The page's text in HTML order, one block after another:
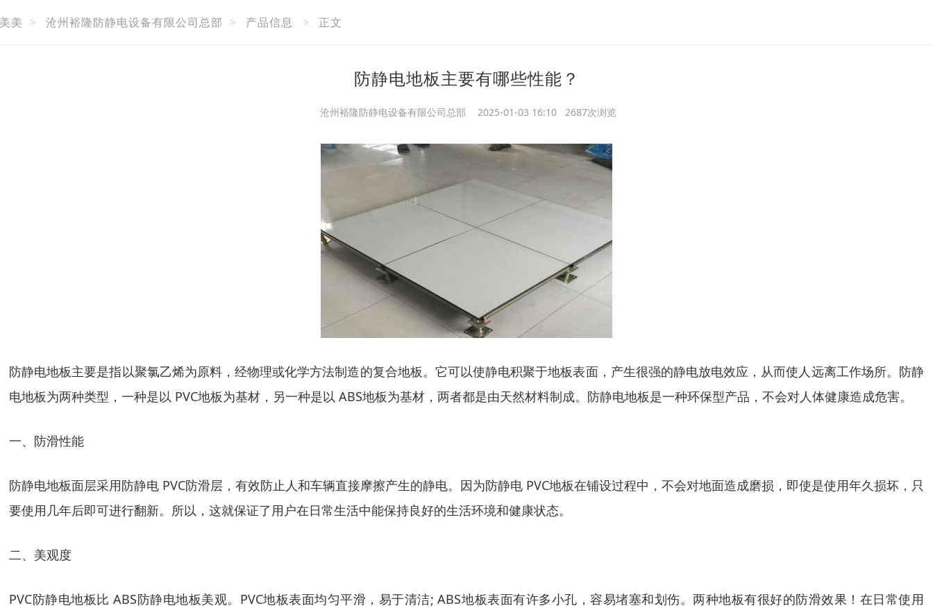
美 > 沧州裕隆防静电设备有限公司总部 > 产品信息 > 正文
防静电地板主要有哪些性能？
沧州裕隆防静电设备有限公司总部 2025-01-03 16:10 2687次浏览
防静电地板主要是指以聚氯乙烯为原料，经物理或化学方法制造的复合地板。它可以使静电积聚于地板表面，产生很强的静电放电效应，从而使人远离工作场所。防静
电地板为两种类型，一种是以 PVC地板为基材，另一种是以 ABS地板为基材，两者都是由天然材料制成。防静电地板是一种环保型产品，不会对人体健康造成危害。
一、防滑性能
防静电地板面层采用防静电 PVC防滑层，有效防止人和车辆直接摩擦产生的静电。因为防静电 PVC地板在铺设过程中，不会对地面造成磨损，即使是使用年久损坏，只
要使用几年后即可进行翻新。所以，这就保证了用户在日常生活中能保持良好的生活环境和健康状态。
二、美观度
PVC防静电地板比 ABS防静电地板美观。PVC地板表面均匀平滑，易于清洁; ABS地板表面有许多小孔，容易堵塞和划伤。两种地板有很好的防滑效果！在日常使用